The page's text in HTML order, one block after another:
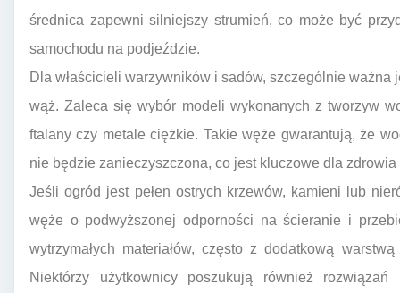
średnica zapewni silniejszy strumień, co może być
samochodu na podjeździe.
Dla właścicieli warzywników i sadów, szczególnie ważna
wąż. Zaleca się wybór modeli wykonanych z tworzyw
ftalany czy metale ciężkie. Takie węże gwarantują, że
nie będzie zanieczyszczona, co jest kluczowe dla
Jeśli ogród jest pełen ostrych krzewów, kamieni lub
węże o podwyższonej odporności na ścieranie i
wytrzymałych materiałów, często z dodatkową
Niektórzy użytkownicy poszukują również rozwiązań